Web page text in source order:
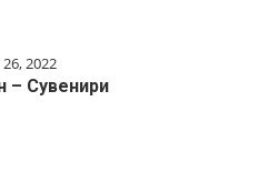
2022
– Сувенири